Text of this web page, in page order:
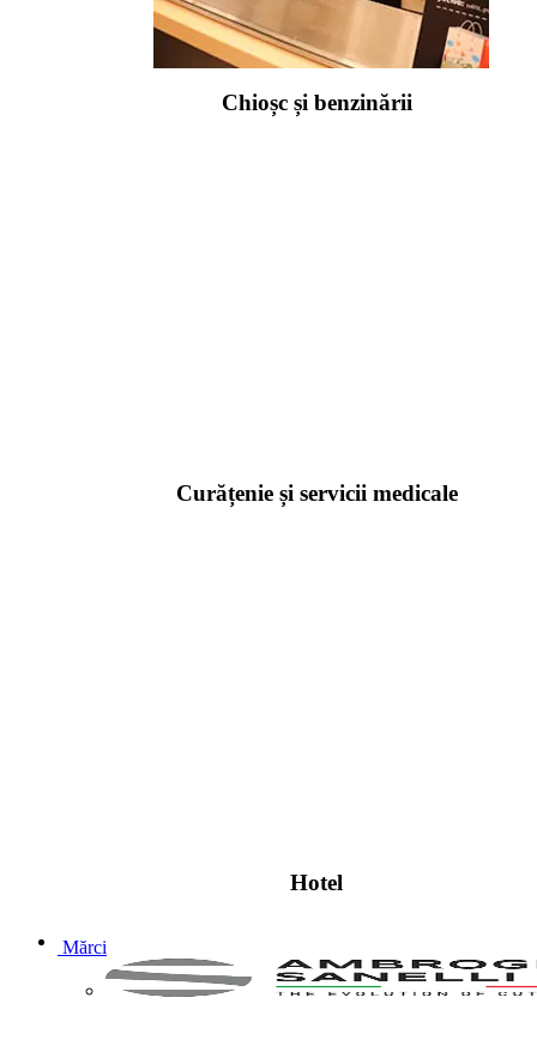
Chioșc și benzinării
Curățenie și servicii medicale
Hotel
Mărci